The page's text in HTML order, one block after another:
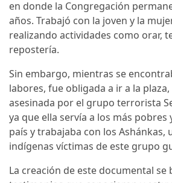
en donde la Congregación
años. Trabajó con la joven y la
realizando actividades como orar,
repostería.
Sin embargo, mientras se
labores, fue obligada a ir a la
asesinada por el grupo terrorista
ya que ella servía a los más pobres
país y trabajaba con los Ashánkas,
indígenas víctimas de este grupo
La creación de este documental se